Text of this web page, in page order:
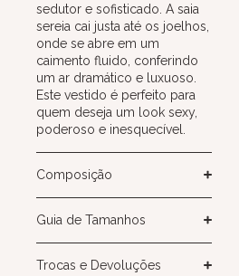
sedutor e sofisticado. A saia
sereia cai justa até os joelhos,
onde se abre em um
caimento fluido, conferindo
um ar dramático e luxuoso.
Este vestido é perfeito para
quem deseja um look sexy,
poderoso e inesquecível.
Composição
Guia de Tamanhos
Trocas e Devoluções